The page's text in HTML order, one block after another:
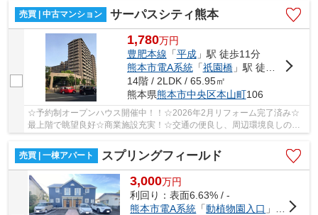
売買 | 中古マンション
サーパスシティ熊本
1,780万円
豊肥本線 「平成」駅 徒歩11分
熊本市電A系統「祇園橋」駅 徒歩17分
14階 / 2LDK / 65.95㎡
熊本県熊本市中央区本山町106
☆予約制オープンハウス開催中！！☆2026年2月リフォーム完了済み☆
最上階で眺望良好☆商業施設充実！☆交通の便良し、周辺環境良しの好
売買 | 一棟アパート
スプリングフィールド
3,000万円
利回り：表面6.63% / -
熊本市電A系統 「動植物園入口 」駅 徒歩28分